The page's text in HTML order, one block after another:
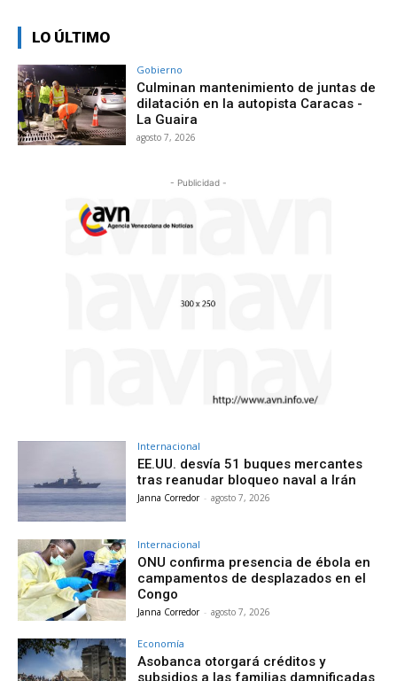
LO ÚLTIMO
Gobierno
Culminan mantenimiento de juntas de
dilatación en la autopista Caracas -
La Guaira
agosto 7, 2026
- Publicidad -
Internacional
EE.UU. desvía 51 buques mercantes
tras reanudar bloqueo naval a Irán
Janna Corredor - agosto 7, 2026
Internacional
ONU confirma presencia de ébola en
campamentos de desplazados en el
Congo
Janna Corredor - agosto 7, 2026
Economía
Asobanca otorgará créditos y
subsidios a las familias damnificadas